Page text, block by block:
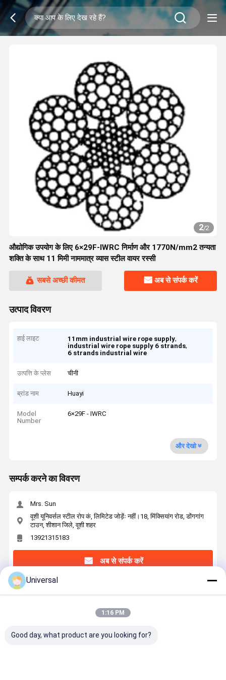
2/2
औद्योगिक उपयोग के लिए 6×29F-IWRC निर्माण और 1770N/mm2 तन्यता
शक्ति के साथ 11 मिमी नाममात्र व्यास स्टील वायर रस्सी
सबसे अच्छी कीमत अब से संपर्क करें
उत्पाद विवरण
हाई लाइट 11mm industrial wire rope supply,
industrial wire rope supply 6 strands,
6 strands industrial wire
उत्पत्ति के प्लेस चीनी
ब्रांड नाम Huayi
Model
Number
6×29F - IWRC
और देखो
सम्पर्क करने का विवरण
Mrs. Sun
वूशी यूनिवर्सल स्टील रोप कं, लिमिटेड जोड़ेंः नहीं।18, मिंक्सियांग रोड, डोंगगांग
टाउन, शीशान जिले, वूशी शहर
13921315183
अब से संपर्क करें
सबसे उत्तम प्रतिदान प्राप्त करें
1770N/mm2 तन्यता शक्ति के साथ 11 मिमी नाममात्र व्यास
स्टील वायर रस्सी
Universal
1:16 PM
Good day, what product are you looking for?